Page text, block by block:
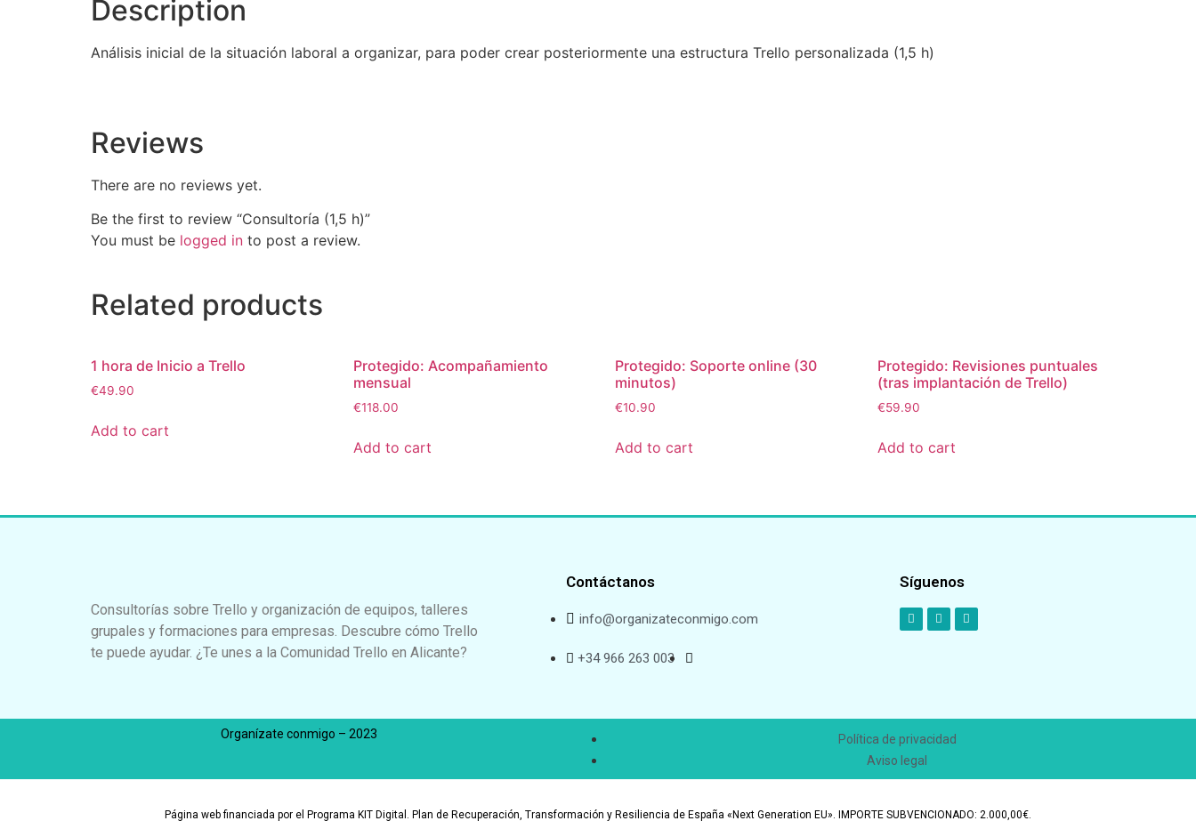
Description
Análisis inicial de la situación laboral a organizar, para poder crear posteriormente una estructura Trello personalizada (1,5 h)
Reviews
There are no reviews yet.
Be the first to review “Consultoría (1,5 h)”
You must be logged in to post a review.
Related products
1 hora de Inicio a Trello
€49.90
Add to cart
Protegido: Acompañamiento
mensual
€118.00
Add to cart
Protegido: Soporte online (30
minutos)
€10.90
Add to cart
Protegido: Revisiones puntuales
(tras implantación de Trello)
€59.90
Add to cart
Consultorías sobre Trello y organización de equipos, talleres
grupales y formaciones para empresas. Descubre cómo Trello
te puede ayudar. ¿Te unes a la Comunidad Trello en Alicante?
Contáctanos
info@organizateconmigo.com
+34 966 263 003
Síguenos
Organízate conmigo – 2023
Política de privacidad
Aviso legal
Página web financiada por el Programa KIT Digital. Plan de Recuperación, Transformación y Resiliencia de España «Next Generation EU». IMPORTE SUBVENCIONADO: 2.000,00€.